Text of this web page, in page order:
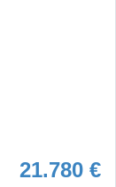
21.780 €